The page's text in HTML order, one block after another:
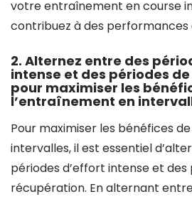
votre entraînement en course
contribuez à des performances
2. Alternez entre des
intense et des périodes
pour maximiser les
l’entraînement en
Pour maximiser les bénéfices
intervalles, il est essentiel
périodes d’effort intense et des
récupération. En alternant